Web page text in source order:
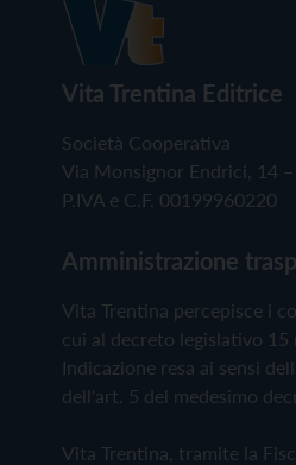
Vita Trentina Editrice
Società Cooperativa
Via Monsignor Endrici, 14
P.IVA e C.F. 00199960220
Amministrazione
Vita Trentina percepisce i
cui al decreto legislativo 15
Indicazione resa ai sensi
dell'art. 5 del medesimo
Vita Trentina, tramite la